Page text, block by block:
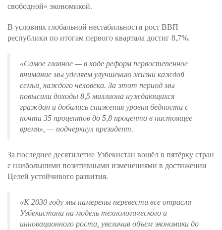
свободной» экономикой.
В условиях глобальной нестабильности рост ВВП
республики по итогам первого квартала достиг 8,7%.
«Самое главное — в ходе реформ первостепенное
внимание мы уделяем улучшению жизни каждой
семьи, каждого человека. За этот период мы
повысили доходы 8,5 миллиона нуждающихся
граждан и добились снижения уровня бедности с
почти 35 процентов до 5,8 процента в настоящее
время», — подчеркнул президент.
За последнее десятилетие Узбекистан вошёл в пятёрку стран
с наибольшими позитивными изменениями в достижении
Целей устойчивого развития.
«К 2030 году мы намерены перевести все отрасли
Узбекистана на модель технологического и
инновационного роста, увеличив объем экономики до